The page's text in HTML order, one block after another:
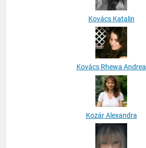
Kovács Katalin
Kovács Rhewa Andrea
Kozár Alexandra